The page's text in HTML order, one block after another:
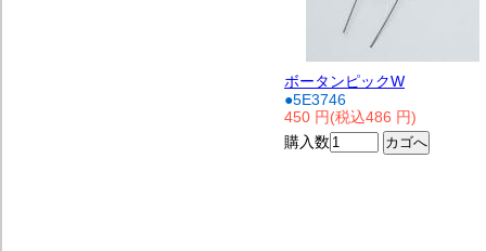
ボータンピックW
●5E3746
450 円(税込486 円)
購入数